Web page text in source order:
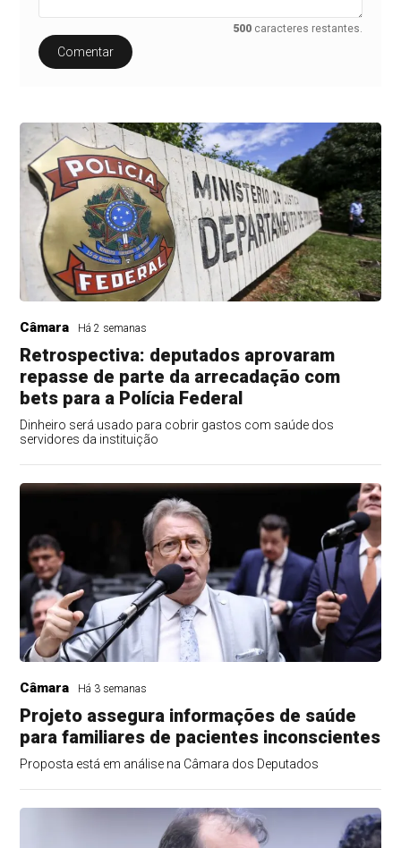
500 caracteres restantes.
Comentar
Câmara Há 2 semanas
Retrospectiva: deputados aprovaram
repasse de parte da arrecadação com
bets para a Polícia Federal
Dinheiro será usado para cobrir gastos com saúde dos
servidores da instituição
Câmara Há 3 semanas
Projeto assegura informações de saúde
para familiares de pacientes inconscientes
Proposta está em análise na Câmara dos Deputados